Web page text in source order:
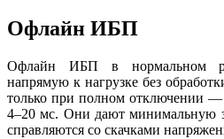
Офлайн ИБП
Офлайн ИБП в нормальном
напрямую к нагрузке без
только при полном отключении —
4–20 мс. Они дают минимальную
справляются со скачками